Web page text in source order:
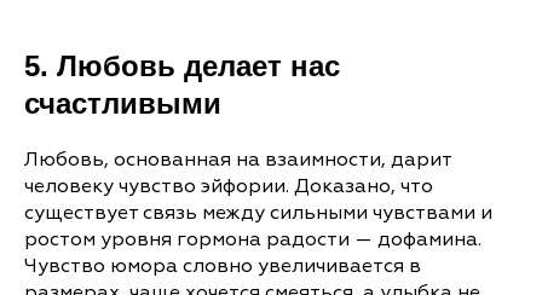
5. Любовь делает нас
счастливыми
Любовь, основанная на взаимности, дарит
человеку чувство эйфории. Доказано, что
существует связь между сильными чувствами и
ростом уровня гормона радости — дофамина.
Чувство юмора словно увеличивается в